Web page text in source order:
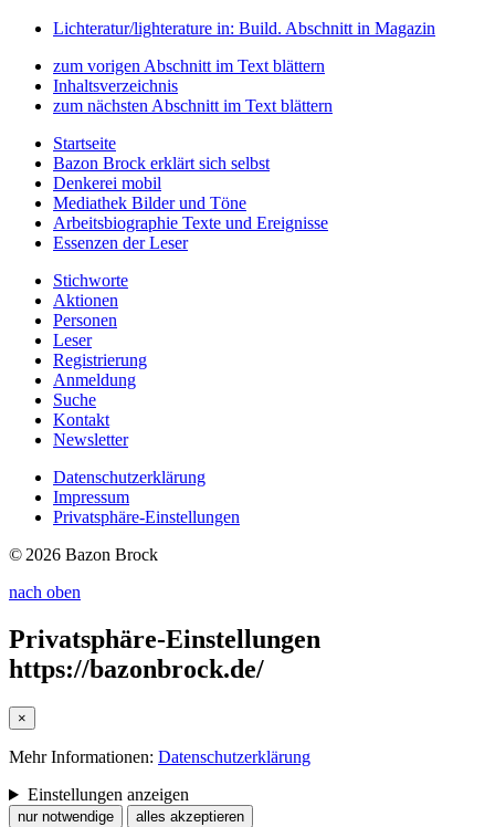
Lichteratur/lighterature in: Build. Abschnitt in Magazin
zum vorigen Abschnitt im Text blättern
Inhaltsverzeichnis
zum nächsten Abschnitt im Text blättern
Startseite
Bazon Brock erklärt sich selbst
Denkerei mobil
Mediathek Bilder und Töne
Arbeitsbiographie Texte und Ereignisse
Essenzen der Leser
Stichworte
Aktionen
Personen
Leser
Registrierung
Anmeldung
Suche
Kontakt
Newsletter
Datenschutzerklärung
Impressum
Privatsphäre-Einstellungen
© 2026 Bazon Brock
nach oben
Privatsphäre-Einstellungen
https://bazonbrock.de/
×
Mehr Informationen: Datenschutzerklärung
Einstellungen anzeigen
nur notwendige alles akzeptieren